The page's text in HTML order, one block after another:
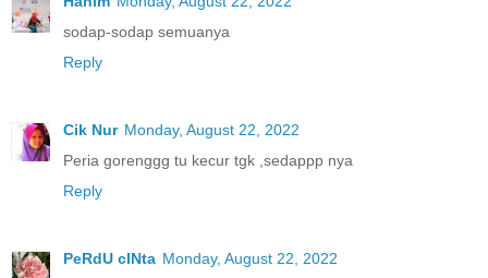
sodap-sodap semuanya
Reply
Cik Nur Monday, August 22, 2022
Peria gorenggg tu kecur tgk ,sedappp nya
Reply
PeRdU cINta Monday, August 22, 2022